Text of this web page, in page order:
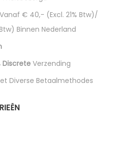
Vanaf € 40,- (excl. 21% Btw)/
Binnen Nederland
Discrete Verzending
Diverse Betaalmethodes